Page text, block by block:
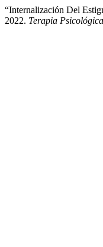
“Internalización Del
2022. Terapia Psicológica